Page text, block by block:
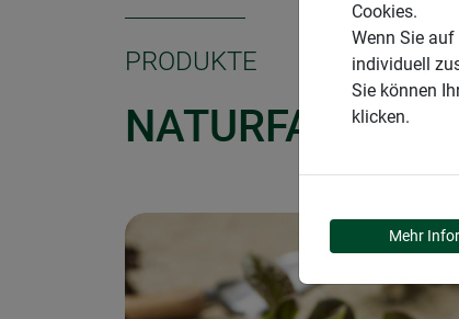
PRODUKTE
NATURFASER-
Cookies.
Wenn Sie
individuell
Sie können
klicken.
Mehr